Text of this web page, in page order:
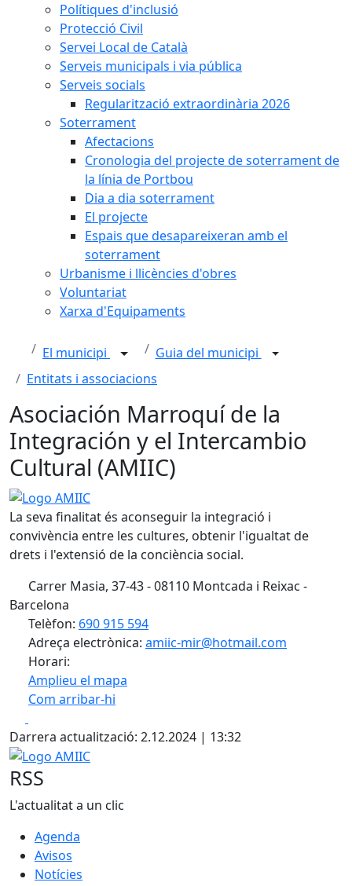
Polítiques d'inclusió
Protecció Civil
Servei Local de Català
Serveis municipals i via pública
Serveis socials
Regularització extraordinària 2026
Soterrament
Afectacions
Cronologia del projecte de soterrament de
la línia de Portbou
Dia a dia soterrament
El projecte
Espais que desapareixeran amb el
soterrament
Urbanisme i llicències d'obres
Voluntariat
Xarxa d'Equipaments
El municipi
Guia del municipi
Entitats i associacions
Asociación Marroquí de la
Integración y el Intercambio
Cultural (AMIIC)
Logo AMIIC
La seva finalitat és aconseguir la integració i
convivència entre les cultures, obtenir l'igualtat de
drets i l'extensió de la conciència social.
Carrer Masia, 37-43 - 08110 Montcada i Reixac -
Barcelona
Telèfon: 690 915 594
Adreça electrònica: amiic-mir@hotmail.com
Horari:
Amplieu el mapa
Com arribar-hi
+
−
Darrera actualització: 2.12.2024 | 13:32
Logo AMIIC
RSS
L'actualitat a un clic
Agenda
Avisos
Notícies